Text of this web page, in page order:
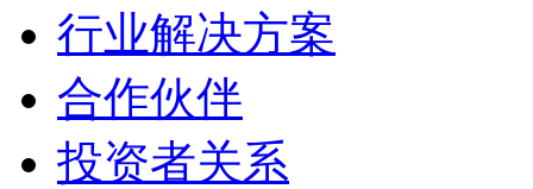
行业解决方案
合作伙伴
投资者关系